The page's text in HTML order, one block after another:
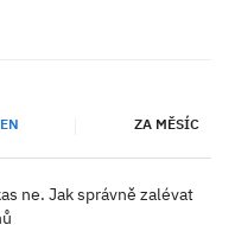
ZA MĚSÍC
ne. Jak správně zalévat